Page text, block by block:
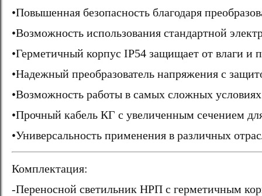
•Повышенная безопасность благодаря
•Возможность использования стандартной
•Герметичный корпус IP54 защищает от влаги и
•Надежный преобразователь напряжения с
•Возможность работы в самых сложных
•Прочный кабель КГ с увеличенным сечением
•Универсальность применения в различных
Комплектация:
-Переносной светильник НРП с герметичным